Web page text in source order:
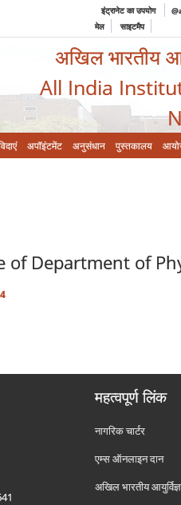
इंट्रानेट का उपयोग
मेल
साइटमैप
अखिल भारतीय
All India
अपॉइंटमेंट अनुसंधान पुस्तकालय
of Department of
महत्वपूर्ण लिंक
नागरिक चार्टर
एम्स ऑनलाइन दान
अखिल भारतीय